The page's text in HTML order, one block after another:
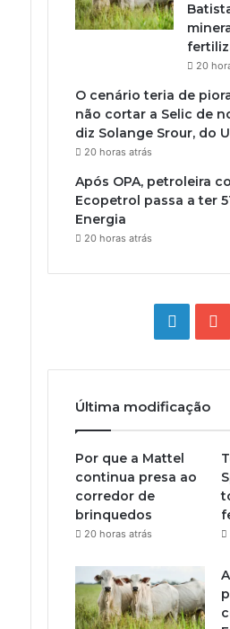
20
O cenário teria de
não cortar a Selic de
diz Solange Srour, do
20 horas atrás
Após OPA, petroleira
Ecopetrol passa a ter
Energia
20 horas atrás
Linkedin
Última modificação
Por que a Mattel
continua presa ao
corredor de
brinquedos
20 horas atrás